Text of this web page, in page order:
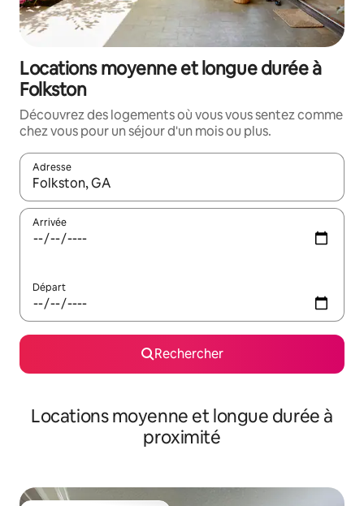
Locations moyenne et longue durée à
Folkston
Découvrez des logements où vous vous sentez comme
chez vous pour un séjour d'un mois ou plus.
Adresse
Lorsque les résultats s'affichent, utilisez les flèches vers le
Arrivée
Départ
Rechercher
Locations moyenne et longue durée à
proximité